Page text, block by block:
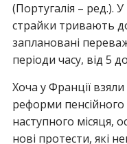
(Португалія – ред.).
страйки тривають
заплановані
періоди часу, від 5
Хоча у Франції
реформи пенсійного
наступного місяця,
нові протести, які